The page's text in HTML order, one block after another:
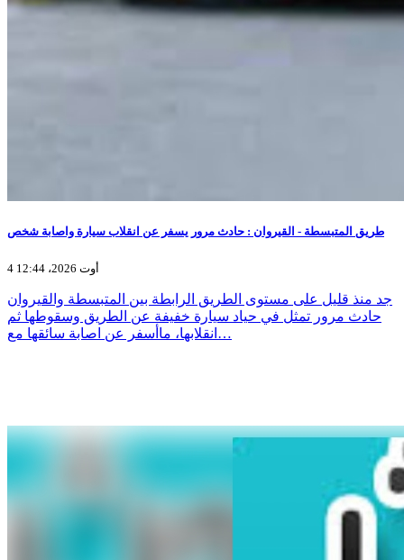
طريق المتبسطة - القيروان : حادث مرور يسفر عن انقلاب سيارة واصابة شخص
4 أوت 2026، 12:44
جد منذ قليل على مستوى الطريق الرابطة بين المتبسطة والقيروان
حادث مرور تمثل في حياد سيارة خفيفة عن الطريق وسقوطها ثم
انقلابها، ماأسفر عن اصابة سائقها مع…